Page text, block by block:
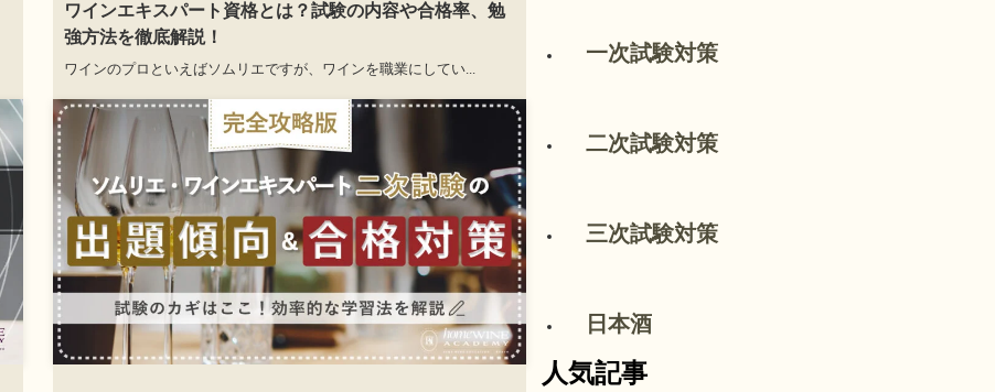
ワインエキスパート資格とは？試験の内容や合格率、勉
強方法を徹底解説！
ワインのプロといえばソムリエですが、ワインを職業にしてい...
一次試験対策
二次試験対策
三次試験対策
日本酒
人気記事